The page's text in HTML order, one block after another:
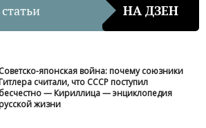
НА ДЗЕН
Советско-японская война: почему союзники
Гитлера считали, что СССР поступил
бесчестно — Кириллица — энциклопедия
русской жизни